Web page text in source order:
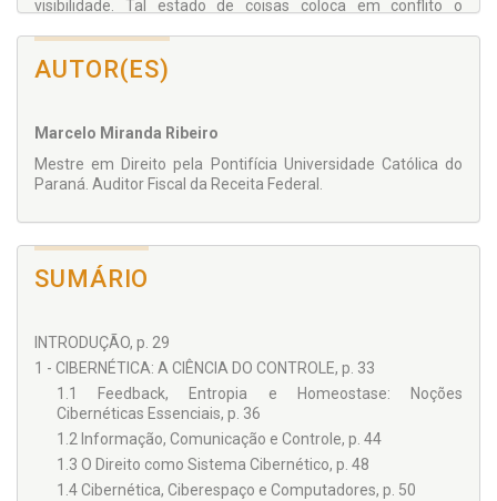
visibilidade. Tal estado de coisas coloca em conflito o
fundamentais dos contribuintes. Cabe ainda observar que
neste novo contexto social o próprio conceito de cidadania
está em evolução, enfrentando um conjunto de desafios que
A proposta da presente obra é, portanto, observar a
sociedade, a Administração Tributária e o Cidadão diante das
novas tecnologias, não pela tradicional análise dogmática,
Administração Tributária da sociedade pós-moderna sob a
perspectiva da sociedade de controle, avaliando se há
AUTOR(ES)
Marcelo Miranda Ribeiro
Mestre em Direito pela Pontifícia Universidade Católica do
Paraná. Auditor Fiscal da Receita Federal.
SUMÁRIO
INTRODUÇÃO, p. 29
1 - CIBERNÉTICA: A CIÊNCIA DO CONTROLE, p. 33
1.1 Feedback, Entropia e Homeostase: Noções
Cibernéticas Essenciais, p. 36
1.2 Informação, Comunicação e Controle, p. 44
1.3 O Direito como Sistema Cibernético, p. 48
1.4 Cibernética, Ciberespaço e Computadores, p. 50